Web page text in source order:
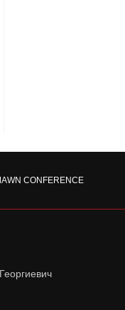
WN CONFERENCE